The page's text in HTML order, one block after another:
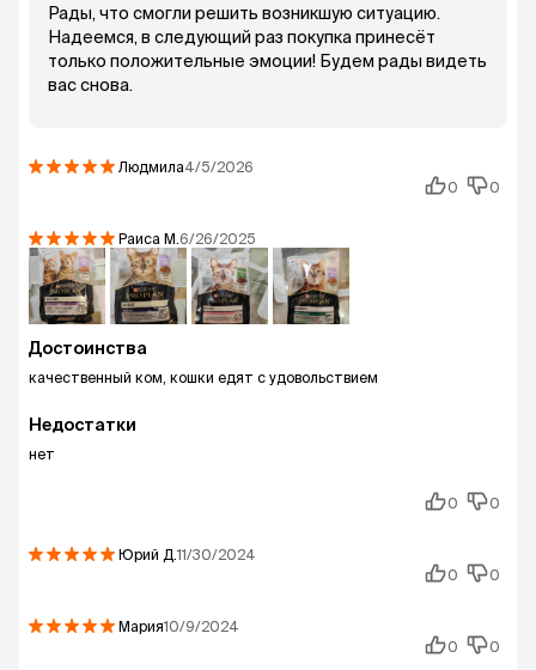
Рады, что смогли решить возникшую ситуацию.
Надеемся, в следующий раз покупка принесёт
только положительные эмоции! Будем рады видеть
вас снова.
Людмила4/5/2026
0
0
Раиса М. 6/26/2025
Достоинства
качественный ком, кошки едят с удовольствием
Недостатки
нет
0 0
Юрий Д.11/30/2024
0
0
Мария10/9/2024
0
0